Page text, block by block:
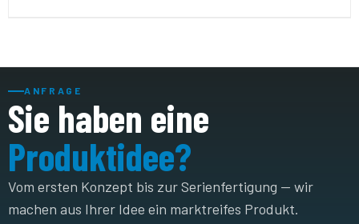
ANFRAGE
Sie haben eine
Produktidee?
Vom ersten Konzept bis zur Serienfertigung — wir
machen aus Ihrer Idee ein marktreifes Produkt.